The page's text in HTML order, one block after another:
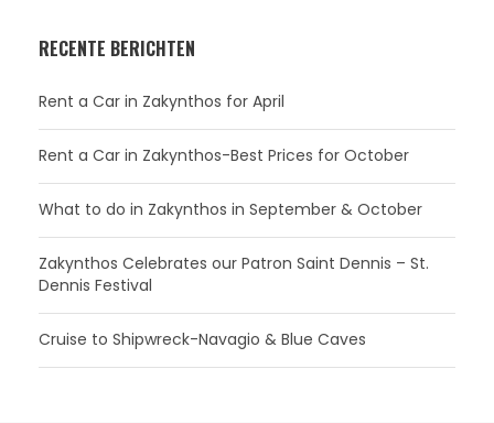
RECENTE BERICHTEN
Rent a Car in Zakynthos for April
Rent a Car in Zakynthos-Best Prices for October
What to do in Zakynthos in September & October
Zakynthos Celebrates our Patron Saint Dennis – St.
Dennis Festival
Cruise to Shipwreck-Navagio & Blue Caves